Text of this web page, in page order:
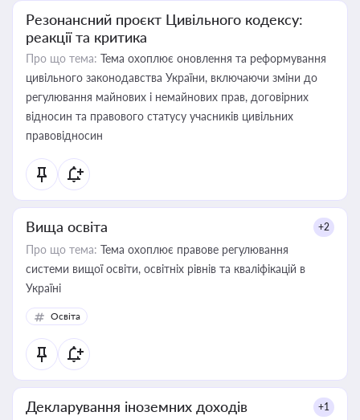
Резонансний проєкт Цивільного кодексу:
реакції та критика
Про що тема: Тема охоплює оновлення та реформування
цивільного законодавства України, включаючи зміни до
регулювання майнових і немайнових прав, договірних
відносин та правового статусу учасників цивільних
правовідносин
Вища освіта +2
Про що тема: Тема охоплює правове регулювання
системи вищої освіти, освітніх рівнів та кваліфікацій в
Україні
Освіта
Декларування іноземних доходів +1